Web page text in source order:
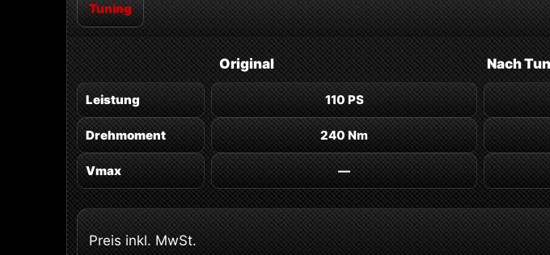
Tuning
Original Nach
Leistung 110 PS
Drehmoment 240 Nm
Vmax —
Preis inkl. MwSt.